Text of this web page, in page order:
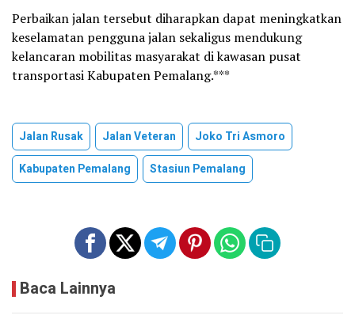
Perbaikan jalan tersebut diharapkan dapat meningkatkan
keselamatan pengguna jalan sekaligus mendukung
kelancaran mobilitas masyarakat di kawasan pusat
transportasi Kabupaten Pemalang.***
Jalan Rusak Jalan Veteran
Joko Tri Asmoro
Kabupaten Pemalang
Stasiun Pemalang
Baca Lainnya